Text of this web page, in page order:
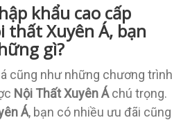
khẩu cao cấp
thất Xuyên Á, bạn
gì?
cũng như những chương trình
Nội Thất Xuyên Áchú trọng.
Á, bạn có nhiều ưu đãi cũng